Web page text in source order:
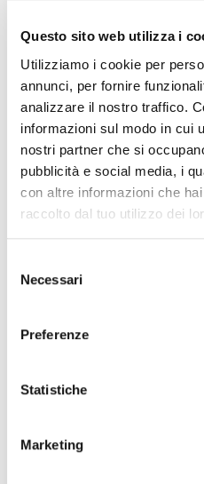
Questo sito web utilizza i
Utilizziamo i cookie per
annunci, per fornire
analizzare il nostro traffico.
informazioni sul modo in cui
nostri partner che si
pubblicità e social media, i
con altre informazioni che
raccolto dal tuo utilizzo dei
delNecessari
Preferenze
Statistiche
Marketing
di fila
occasioni
• Primo risultato a reti
Serie B
• Il tecnico Fossati:
• Fossati: “Il risultato non
migliorare”
• Fossati: “E’ mancata la
di campo”
trasferta a Pavia